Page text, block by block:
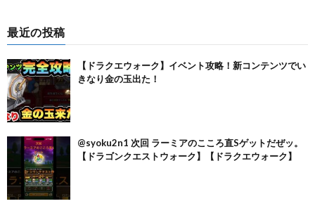
最近の投稿
【ドラクエウォーク】イベント攻略！新コンテンツでい
きなり金の玉出た！
@syoku2n1 次回 ラーミアのこころ直Sゲットだぜッ。
【ドラゴンクエストウォーク】【ドラクエウォーク】